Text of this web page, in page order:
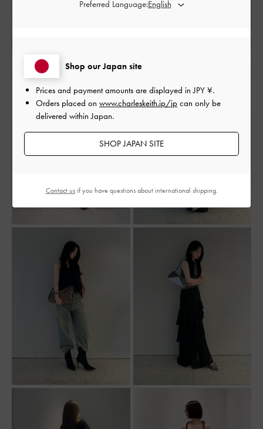
Shop our Japan site
Prices and payment amounts are displayed inJPY ¥.
Orders placed on www.charleskeith.jp/jp can only be
delivered within Japan.
SHOP JAPAN SITE
Preferred Language:
Contact usif you have questions about international shipping.